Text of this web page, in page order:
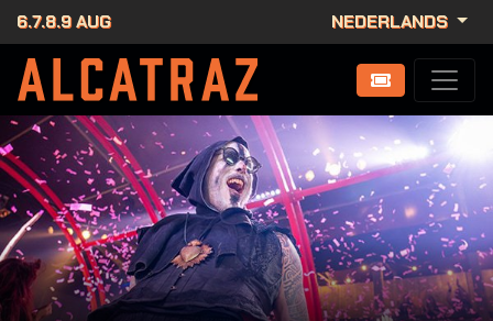
6.7.8.9 AUG NEDERLANDS